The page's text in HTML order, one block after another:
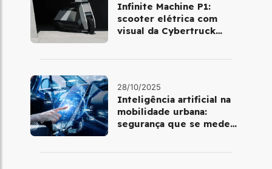
Infinite Machine P1:
scooter elétrica com
visual da Cybertruck
28/10/2025
Inteligência artificial na
mobilidade urbana:
segurança que se mede